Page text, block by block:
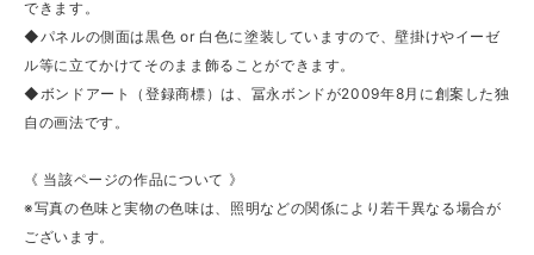
できます。
◆パネルの側面は黒色 or 白色に塗装していますので、壁掛けやイーゼ
ル等に立てかけてそのまま飾ることができます。
◆ボンドアート（登録商標）は、冨永ボンドが2009年8月に創案した独
自の画法です。
《 当該ページの作品について 》
※写真の色味と実物の色味は、照明などの関係により若干異なる場合が
ございます。